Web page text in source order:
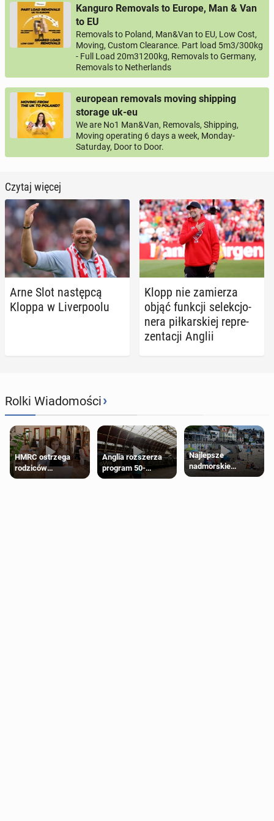
Kanguro Removals to Europe, Man & Van
to EU
Removals to Poland, Man&Van to EU, Low Cost,
Moving, Custom Clearance. Part load 5m3/300kg
- Full Load 20m31200kg, Removals to Germany,
Removals to Netherlands
european removals moving shipping
storage uk-eu
We are No1 Man&Van, Removals, Shipping,
Moving operating 6 days a week, Monday-
Saturday, Door to Door.
Czytaj więcej
Arne Slot na­stęp­cą
Kloppa w Li­ver­po­olu
Klopp nie za­mie­rza
objąć funkcji se­lek­cjo­
ne­ra pił­kar­skiej re­pre­
zen­ta­cji Anglii
Rolki Wiadomości›
HMRC ostrzega
rodziców
pobierających Child
Anglia rozszerza
program 50-
procentowych
Najlepsze
nadmorskie
miasteczko blisko